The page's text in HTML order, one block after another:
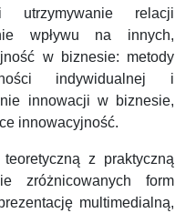
relacji
wpływu na innych,
w biznesie: metody
indywidualnej i
innowacji w biznesie,
innowacyjność.
z praktyczną
zróżnicowanych form
multimedialną,